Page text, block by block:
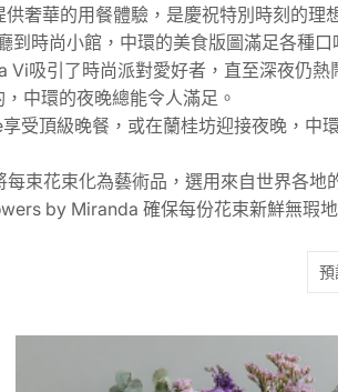
奢華的用餐體驗，是慶祝特別時刻的理
時尚小館，中環的美食版圖滿足各種口
吸引了時尚派對愛好者，直至深夜仍熱
中環的夜晚總能令人滿足。
受頂級晚餐，或在蘭桂坊迎接夜晚，中
束花束化為藝術品，選用來自世界各地
by Miranda 確保每份花束新鮮無瑕